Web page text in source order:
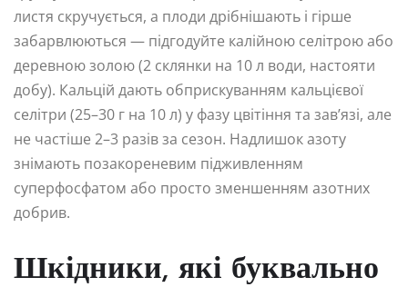
листя скручується, а плоди дрібнішають і гірше
забарвлюються — підгодуйте калійною селітрою або
деревною золою (2 склянки на 10 л води, настояти
добу). Кальцій дають обприскуванням кальцієвої
селітри (25–30 г на 10 л) у фазу цвітіння та зав’язі, але
не частіше 2–3 разів за сезон. Надлишок азоту
знімають позакореневим підживленням
суперфосфатом або просто зменшенням азотних
добрив.
Шкідники, які буквально